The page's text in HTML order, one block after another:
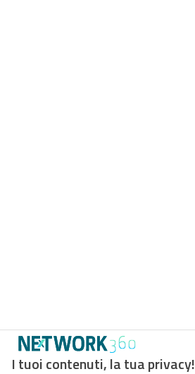
I tuoi contenuti, la tua privacy!